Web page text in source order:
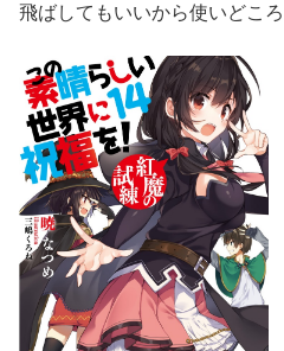
飛ばしてもいいから使いどころ